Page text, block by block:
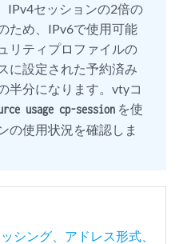
IPv4セッションの2倍の
ため、IPv6で使用可能
リティプロファイルの
に設定された予約済み
半分になります。vtyコ
usage cp-session を使
の使用状況を確認しま
シング、アドレス形式、